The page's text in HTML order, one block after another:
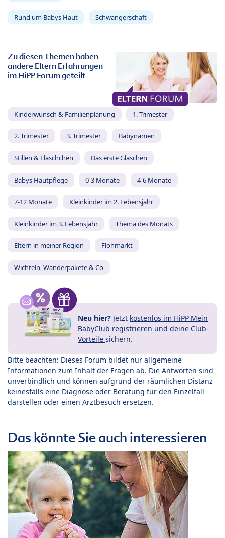
Rund um Babys Haut Schwangerschaft
Zu diesen Themen haben
andere Eltern Erfahrungen
im HiPP Forum geteilt
Kinderwunsch & Familienplanung 1. Trimester
2. Trimester 3. Trimester Babynamen
Stillen & Fläschchen Das erste Gläschen
Babys Hautpflege 0-3 Monate 4-6 Monate
7-12 Monate Kleinkinder im 2. Lebensjahr
Kleinkinder im 3. Lebensjahr Thema des Monats
Eltern in meiner Region Flohmarkt
Wichteln, Wanderpakete & Co
Neu hier? Jetzt kostenlos im HiPP Mein
BabyClub registrieren und deine Club-
Vorteile sichern.
Bitte beachten: Dieses Forum bildet nur allgemeine
Informationen zum Inhalt der Fragen ab. Die Antworten sind
unverbindlich und können aufgrund der räumlichen Distanz
keinesfalls eine Diagnose oder Beratung für den Einzelfall
darstellen oder einen Arztbesuch ersetzen.
Das könnte Sie auch interessieren